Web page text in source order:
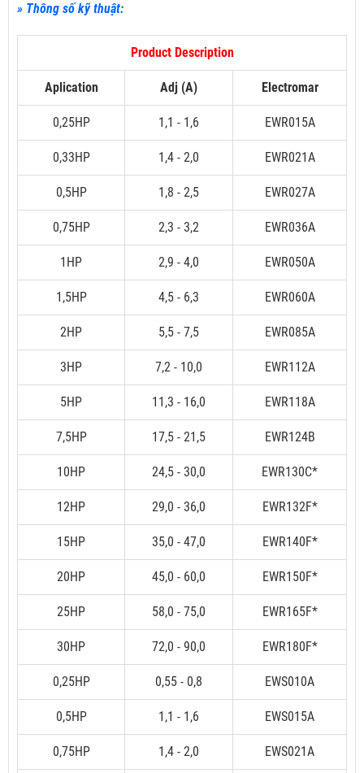
» Thông số kỹ thuật:
Product Description
Aplication Adj (A) Electromar
0,25HP 1,1 - 1,6 EWR015A
0,33HP 1,4 - 2,0 EWR021A
0,5HP 1,8 - 2,5 EWR027A
0,75HP 2,3 - 3,2 EWR036A
1HP 2,9 - 4,0 EWR050A
1,5HP 4,5 - 6,3 EWR060A
2HP 5,5 - 7,5 EWR085A
3HP 7,2 - 10,0 EWR112A
5HP 11,3 - 16,0 EWR118A
7,5HP 17,5 - 21,5 EWR124B
10HP 24,5 - 30,0 EWR130C*
12HP 29,0 - 36,0 EWR132F*
15HP 35,0 - 47,0 EWR140F*
20HP 45,0 - 60,0 EWR150F*
25HP 58,0 - 75,0 EWR165F*
30HP 72,0 - 90,0 EWR180F*
0,25HP 0,55 - 0,8 EWS010A
0,5HP 1,1 - 1,6 EWS015A
0,75HP 1,4 - 2,0 EWS021A